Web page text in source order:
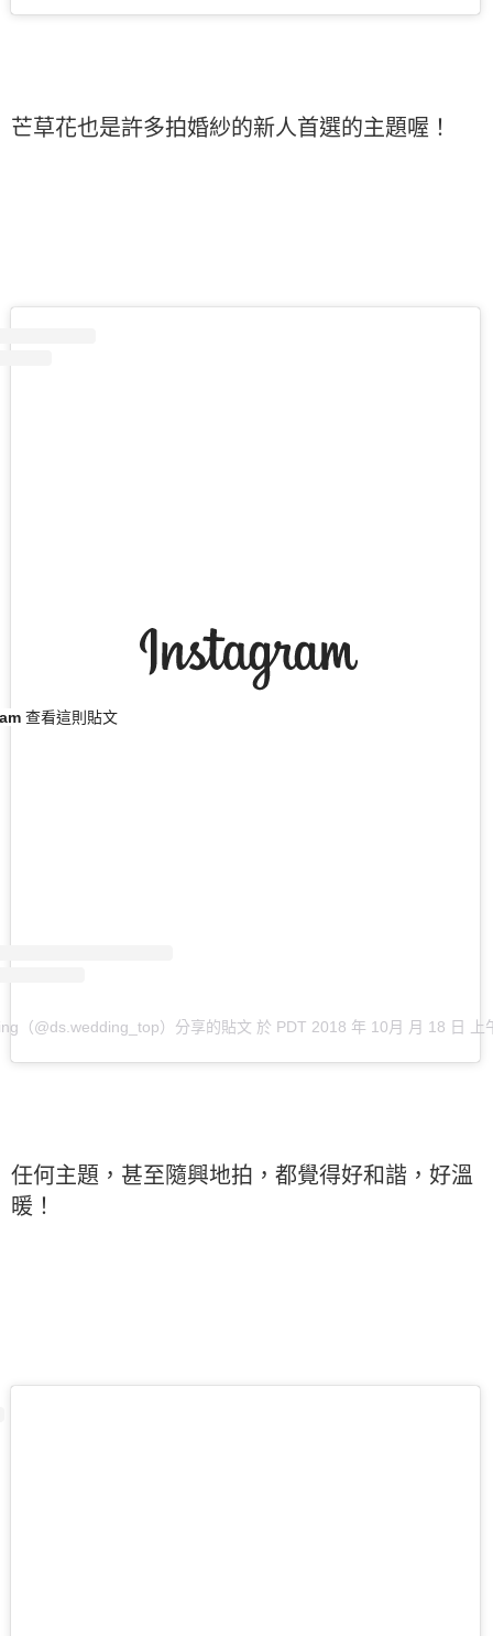
芒草花也是許多拍婚紗的新人首選的主題喔！
查看這則貼文
（@ds.wedding_top）分享的貼文 於 PDT 2018 年 10月 月 18 日 上
任何主題，甚至隨興地拍，都覺得好和諧，好溫
暖！